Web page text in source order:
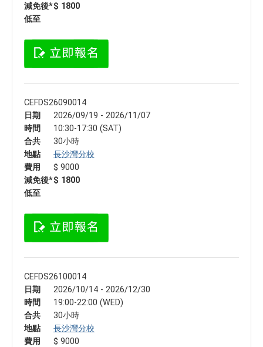
減免後*
低至
$ 1800
CEFDS26090014
日期
2026/09/19 - 2026/11/07
時間
10:30-17:30 (SAT)
合共
30小時
地點
長沙灣分校
費用
$ 9000
減免後*
低至
$ 1800
CEFDS26100014
日期
2026/10/14 - 2026/12/30
時間
19:00-22:00 (WED)
合共
30小時
地點
長沙灣分校
費用
$ 9000